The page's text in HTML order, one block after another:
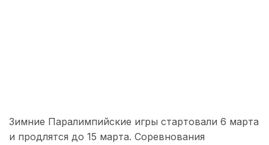
Зимние Паралимпийские игры стартовали 6 марта
и продлятся до 15 марта. Соревнования